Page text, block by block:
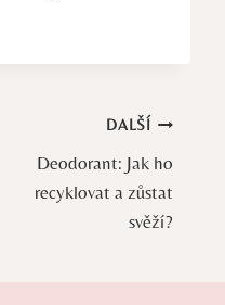
DALŠÍ
Deodorant: Jak ho
recyklovat a zůstat
svěží?